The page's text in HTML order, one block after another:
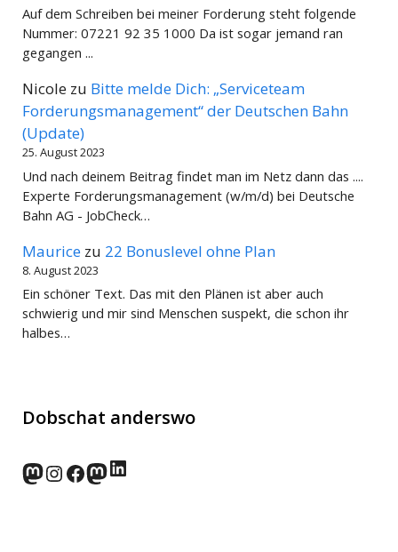
Auf dem Schreiben bei meiner Forderung steht folgende
Nummer: 07221 92 35 1000 Da ist sogar jemand ran
gegangen ...
Nicole zu Bitte melde Dich: „Serviceteam
Forderungsmanagement“ der Deutschen Bahn
(Update)
25. August 2023
Und nach deinem Beitrag findet man im Netz dann das ....
Experte Forderungsmanagement (w/m/d) bei Deutsche
Bahn AG - JobCheck…
Maurice zu 22 Bonuslevel ohne Plan
8. August 2023
Ein schöner Text. Das mit den Plänen ist aber auch
schwierig und mir sind Menschen suspekt, die schon ihr
halbes…
Dobschat anderswo
norden.social
Instagram
Facebook
wp-punks.social
LinkedIn